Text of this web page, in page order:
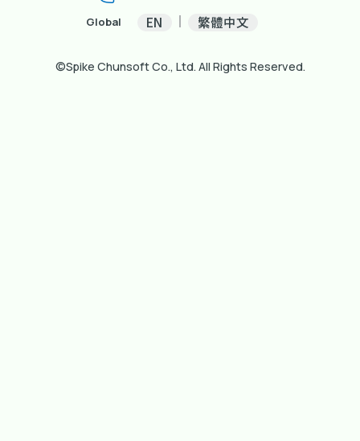
Global EN 繁體中文
©Spike Chunsoft Co., Ltd. All Rights Reserved.